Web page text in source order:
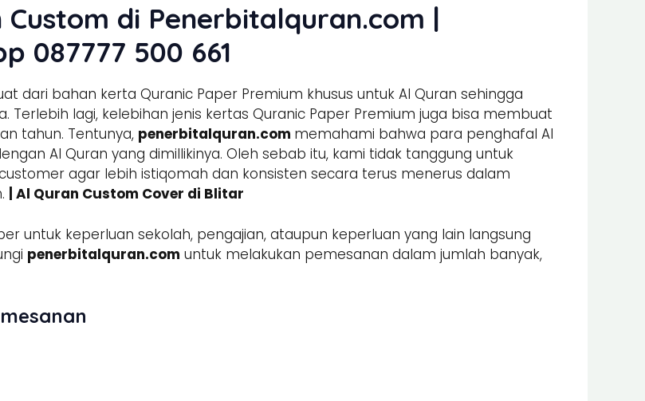
di Penerbitalquran.com |
087777 500 661
dari bahan kerta Quranic Paper Premium khusus untuk Al Quran sehingga
Terlebih lagi, kelebihan jenis kertas Quranic Paper Premium juga bisa membuat
tahun. Tentunya, penerbitalquran.com memahami bahwa para penghafal Al
Al Quran yang dimillikinya. Oleh sebab itu, kami tidak tanggung untuk
agar lebih istiqomah dan konsisten secara terus menerus dalam
| Al Quran Custom Cover di Blitar
untuk keperluan sekolah, pengajian, ataupun keperluan yang lain langsung
penerbitalquran.com untuk melakukan pemesanan dalam jumlah banyak,